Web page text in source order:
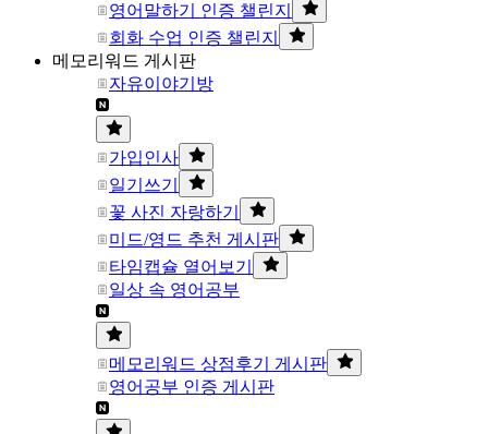
영어말하기 인증 챌린지
회화 수업 인증 챌린지
메모리워드 게시판
자유이야기방
가입인사
일기쓰기
꽃 사진 자랑하기
미드/영드 추천 게시판
타임캡슐 열어보기
일상 속 영어공부
메모리워드 상점후기 게시판
영어공부 인증 게시판